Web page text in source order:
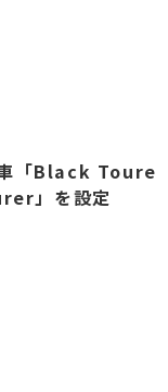
「Black Toure
」を設定